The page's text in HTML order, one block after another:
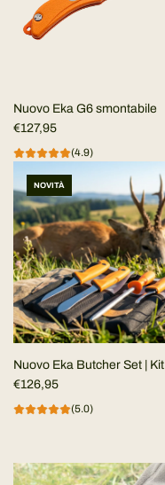
Nuovo Eka G6 smontabile
€127,95
(4.9)
NOVITÀ
Nuovo Eka Butcher Set | Kit
macello da campo
€126,95
(5.0)